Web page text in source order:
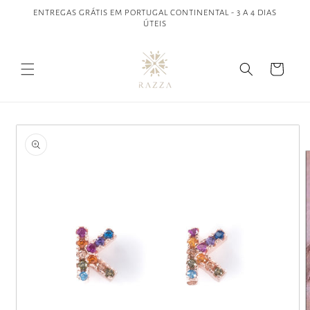
para o
ENTREGAS GRÁTIS EM PORTUGAL CONTINENTAL - 3 A 4 DIAS
ÚTEIS
Carrinho
informação
do produto